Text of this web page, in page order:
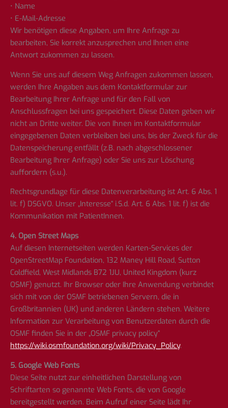
• Name
• E-Mail-Adresse
Wir benötigen diese Angaben, um Ihre Anfrage zu
bearbeiten, Sie korrekt anzusprechen und Ihnen eine
Antwort zukommen zu lassen.
Wenn Sie uns auf diesem Weg Anfragen zukommen lassen,
werden Ihre Angaben aus dem Kontaktformular zur
Bearbeitung Ihrer Anfrage und für den Fall von
Anschlussfragen bei uns gespeichert. Diese Daten geben wir
nicht an Dritte weiter. Die von Ihnen im Kontaktformular
eingegebenen Daten verbleiben bei uns, bis der Zweck für die
Datenspeicherung entfällt (z.B. nach abgeschlossener
Bearbeitung Ihrer Anfrage) oder Sie uns zur Löschung
auffordern (s.u.).
Rechtsgrundlage für diese Datenverarbeitung ist Art. 6 Abs. 1
lit. f) DSGVO. Unser „Interesse“ i.S.d. Art. 6 Abs. 1 lit. f) ist die
Kommunikation mit PatientInnen.
4. Open Street Maps
Auf diesen Internetseiten werden Karten-Services der
OpenStreetMap Foundation, 132 Maney Hill Road, Sutton
Coldfield, West Midlands B72 1JU, United Kingdom (kurz
OSMF) genutzt. Ihr Browser oder Ihre Anwendung verbindet
sich mit von der OSMF betriebenen Servern, die in
Großbritannien (UK) und anderen Ländern stehen. Weitere
Information zur Verarbeitung von Benutzerdaten durch die
OSMF finden Sie in der „OSMF privacy policy“
https://wiki.osmfoundation.org/wiki/Privacy_Policy.
5. Google Web Fonts
Diese Seite nutzt zur einheitlichen Darstellung von
Schriftarten so genannte Web Fonts, die von Google
bereitgestellt werden. Beim Aufruf einer Seite lädt Ihr